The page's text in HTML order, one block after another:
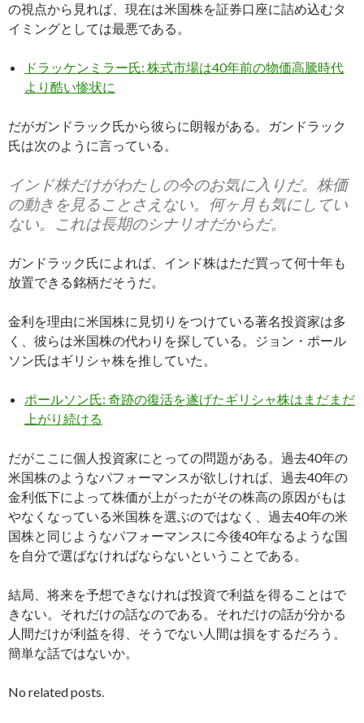
の視点から見れば、現在は米国株を証券口座に詰め込むタ
イミングとしては最悪である。
ドラッケンミラー氏: 株式市場は40年前の物価高騰時代
より酷い惨状に
だがガンドラック氏から彼らに朗報がある。ガンドラック
氏は次のように言っている。
インド株だけがわたしの今のお気に入りだ。株価
の動きを見ることさえない。何ヶ月も気にしてい
ない。これは長期のシナリオだからだ。
ガンドラック氏によれば、インド株はただ買って何十年も
放置できる銘柄だそうだ。
金利を理由に米国株に見切りをつけている著名投資家は多
く、彼らは米国株の代わりを探している。ジョン・ポール
ソン氏はギリシャ株を推していた。
ポールソン氏: 奇跡の復活を遂げたギリシャ株はまだまだ
上がり続ける
だがここに個人投資家にとっての問題がある。過去40年の
米国株のようなパフォーマンスが欲しければ、過去40年の
金利低下によって株価が上がったがその株高の原因がもは
やなくなっている米国株を選ぶのではなく、過去40年の米
国株と同じようなパフォーマンスに今後40年なるような国
を自分で選ばなければならないということである。
結局、将来を予想できなければ投資で利益を得ることはで
きない。それだけの話なのである。それだけの話が分かる
人間だけが利益を得、そうでない人間は損をするだろう。
簡単な話ではないか。
No related posts.